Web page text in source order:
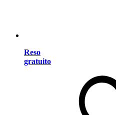
Reso
gratuito